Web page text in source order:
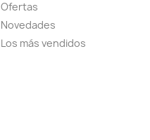
Ofertas
Novedades
Los más vendidos